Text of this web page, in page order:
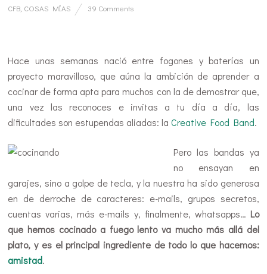
CFB COSAS MÍAS 39 Comments
Hace unas semanas nació entre fogones y baterías un
proyecto maravilloso, que aúna la ambición de aprender a
cocinar de forma apta para muchos con la de demostrar que,
una vez las reconoces e invitas a tu día a día, las
dificultades son estupendas aliadas: laCreative Food Band.
Pero las bandas ya
no ensayan en
garajes, sino a golpe de tecla, y la nuestra ha sido generosa
en de derroche de caracteres: e-mails, grupos secretos,
cuentas varias, más e-mails y, finalmente, whatsapps… Lo
que hemos cocinado a fuego lento va mucho más allá del
plato, y es el principal ingrediente de todo lo que hacemos:
amistad.